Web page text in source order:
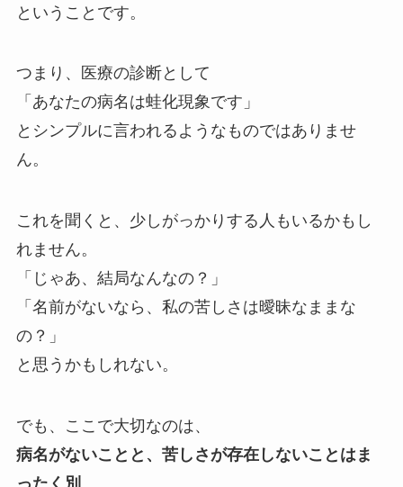
ということです。
つまり、医療の診断として
「あなたの病名は蛙化現象です」
とシンプルに言われるようなものではありませ
ん。
これを聞くと、少しがっかりする人もいるかもし
れません。
「じゃあ、結局なんなの？」
「名前がないなら、私の苦しさは曖昧なままな
の？」
と思うかもしれない。
でも、ここで大切なのは、
病名がないことと、苦しさが存在しないことはま